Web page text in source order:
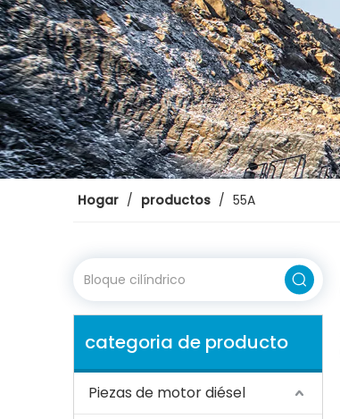
Hogar / productos / 55A
categoria de producto
Piezas de motor diésel